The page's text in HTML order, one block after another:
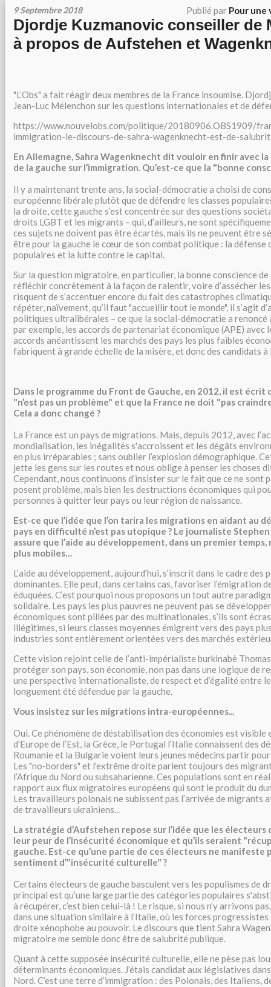
9 Septembre 2018 Publié par Pour une
Djordje Kuzmanovic conseiller de
à propos de Aufstehen et
"L’Obs" a fait réagir deux membres de la France insoumise.
Jean-Luc Mélenchon sur les questions internationales et de
https://www.nouvelobs.com/politique/20180906.OBS1909/
immigration-le-discours-de-sahra-wagenknecht-est-de-
En Allemagne, Sahra Wagenknecht dit vouloir en finir avec
de la gauche sur l’immigration. Qu’est-ce que la "bonne
Il y a maintenant trente ans, la social-démocratie a choisi de
européenne libérale plutôt que de défendre les classes
la droite, cette gauche s’est concentrée sur des questions
droits LGBT et les migrants – qui, d’ailleurs, ne sont
ces sujets ne doivent pas être écartés, mais ils ne peuvent être
être pour la gauche le cœur de son combat politique : la défense
populaires et la lutte contre le capital.
Sur la question migratoire, en particulier, la bonne conscience de
réfléchir concrètement à la façon de ralentir, voire d’assécher
risquent de s’accentuer encore du fait des catastrophes
répéter, naïvement, qu’il faut "accueillir tout le monde", il s’agit
politiques ultralibérales – ce que la social-démocratie a renoncé
par exemple, les accords de partenariat économique (APE) avec
accords anéantissent les marchés des pays les plus faibles
fabriquent à grande échelle de la misère, et donc des candidats
Dans le programme du Front de Gauche, en 2012, il est écrit
"n’est pas un problème" et que la France ne doit "pas
Cela a donc changé ?
La France est un pays de migrations. Mais, depuis 2012, avec
mondialisation, les inégalités s'accroissent et les dégâts
en plus irréparables ; sans oublier l’explosion démographique.
jette les gens sur les routes et nous oblige à penser les choses
Cependant, nous continuons d’insister sur le fait que ce ne sont
posent problème, mais bien les destructions économiques qui
personnes à quitter leur pays ou leur région de naissance.
Est-ce que l’idée que l’on tarira les migrations en aidant au
pays en difficulté n’est pas utopique ? Le journaliste
assure que l’aide au développement, dans un premier
plus mobiles…
L’aide au développement, aujourd’hui, s’inscrit dans le cadre
dominantes. Elle peut, dans certains cas, favoriser l’émigration
éduquées. C’est pourquoi nous proposons un tout autre
solidaire. Les pays les plus pauvres ne peuvent pas se
économiques sont pillées par des multinationales, s’ils sont
illégitimes, si leurs classes moyennes émigrent vers des pays
industries sont entièrement orientées vers des marchés
Cette vision rejoint celle de l’anti-impérialiste burkinabè
protéger son pays, son économie, non pas dans une logique de
une perspective internationaliste, de respect et d’égalité entre
longuement été défendue par la gauche.
Vous insistez sur les migrations intra-européennes...
Oui. Ce phénomène de déstabilisation des économies est visible
d’Europe de l’Est, la Grèce, le Portugal l’Italie connaissent des
Roumanie et la Bulgarie voient leurs jeunes médecins partir
Les "no-borders" et l'extrême droite parlent toujours des
l’Afrique du Nord ou subsaharienne. Ces populations sont en
rapport aux flux migratoires européens qui sont le produit du
Les travailleurs polonais ne subissent pas l’arrivée de migrants
de travailleurs ukrainiens...
La stratégie d’Aufstehen repose sur l’idée que les électeurs
leur peur de l’insécurité économique et qu’ils seraient
gauche. Est-ce qu’une partie de ces électeurs ne manifeste
sentiment d’"insécurité culturelle" ?
Certains électeurs de gauche basculent vers les populismes de
principal est qu’une large partie des catégories populaires
à récupérer, c’est bien celui-là ! Le risque, si nous n’y arrivons
dans une situation similaire à l’Italie, où les forces
droite xénophobe au pouvoir. Le discours que tient Sahra
migratoire me semble donc être de salubrité publique.
Quant à cette supposée insécurité culturelle, elle ne pèse pas
déterminants économiques. J’étais candidat aux législatives
Nord. C’est une terre d’immigration : des Polonais, des Italiens,